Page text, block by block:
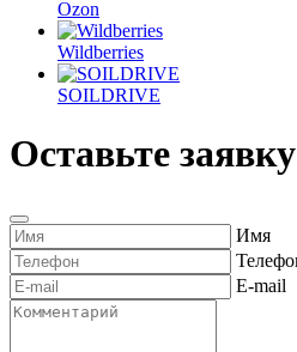
Ozon
Wildberries
Оставьте заявку
Имя
Телефон